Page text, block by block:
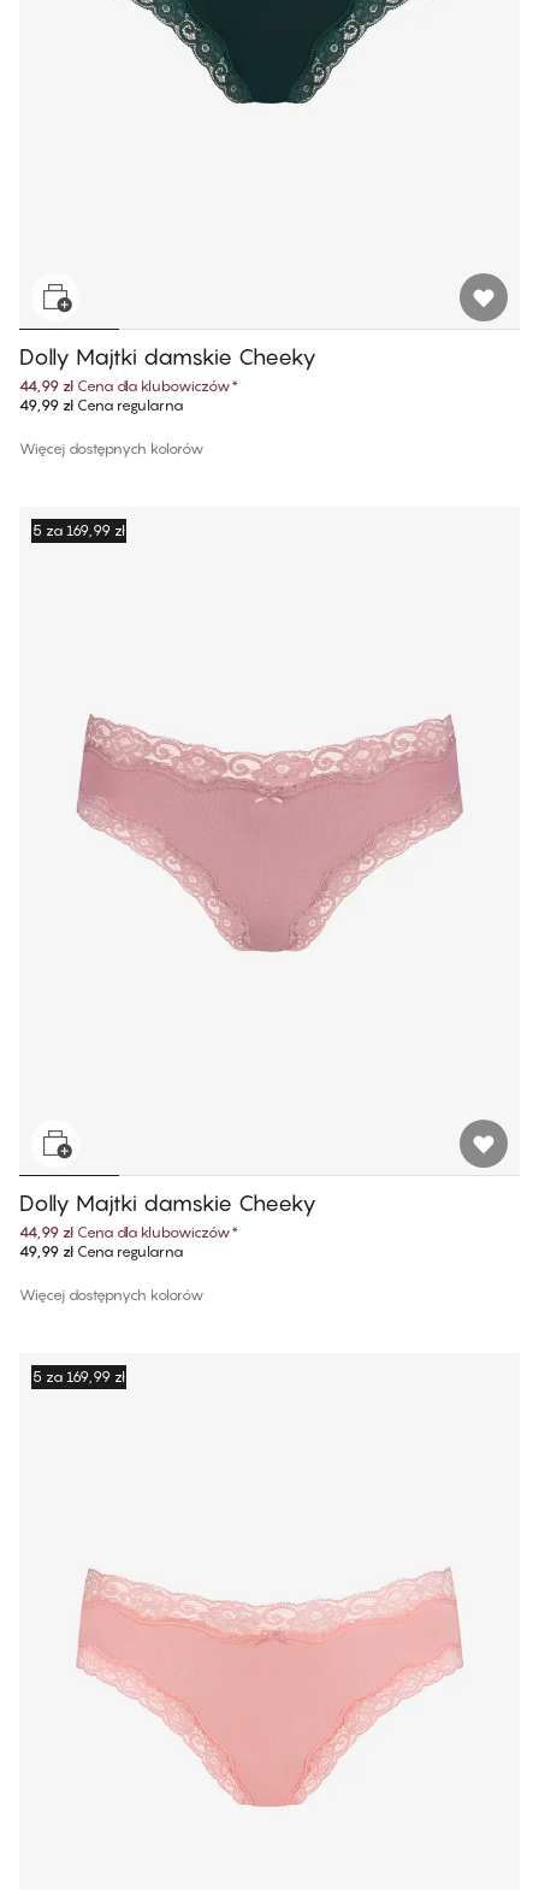
Dolly Majtki damskie Cheeky
44,99 zł Cena dla klubowiczów*
49,99 złCena regularna
Więcej dostępnych kolorów
5 za 169,99 zł
Dolly Majtki damskie Cheeky
44,99 zł Cena dla klubowiczów*
49,99 złCena regularna
Więcej dostępnych kolorów
5 za 169,99 zł